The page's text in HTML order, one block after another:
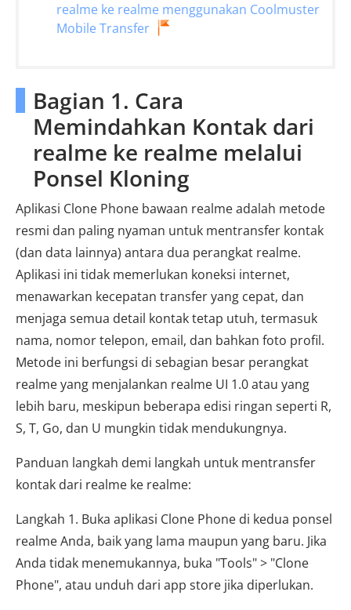
realme ke realme menggunakan Coolmuster
Mobile Transfer
Bagian 1. Cara
Memindahkan Kontak dari
realme ke realme melalui
Ponsel Kloning
Aplikasi Clone Phone bawaan realme adalah metode
resmi dan paling nyaman untuk mentransfer kontak
(dan data lainnya) antara dua perangkat realme.
Aplikasi ini tidak memerlukan koneksi internet,
menawarkan kecepatan transfer yang cepat, dan
menjaga semua detail kontak tetap utuh, termasuk
nama, nomor telepon, email, dan bahkan foto profil.
Metode ini berfungsi di sebagian besar perangkat
realme yang menjalankan realme UI 1.0 atau yang
lebih baru, meskipun beberapa edisi ringan seperti R,
S, T, Go, dan U mungkin tidak mendukungnya.
Panduan langkah demi langkah untuk mentransfer
kontak dari realme ke realme:
Langkah 1. Buka aplikasi Clone Phone di kedua ponsel
realme Anda, baik yang lama maupun yang baru. Jika
Anda tidak menemukannya, buka "Tools" > "Clone
Phone", atau unduh dari app store jika diperlukan.